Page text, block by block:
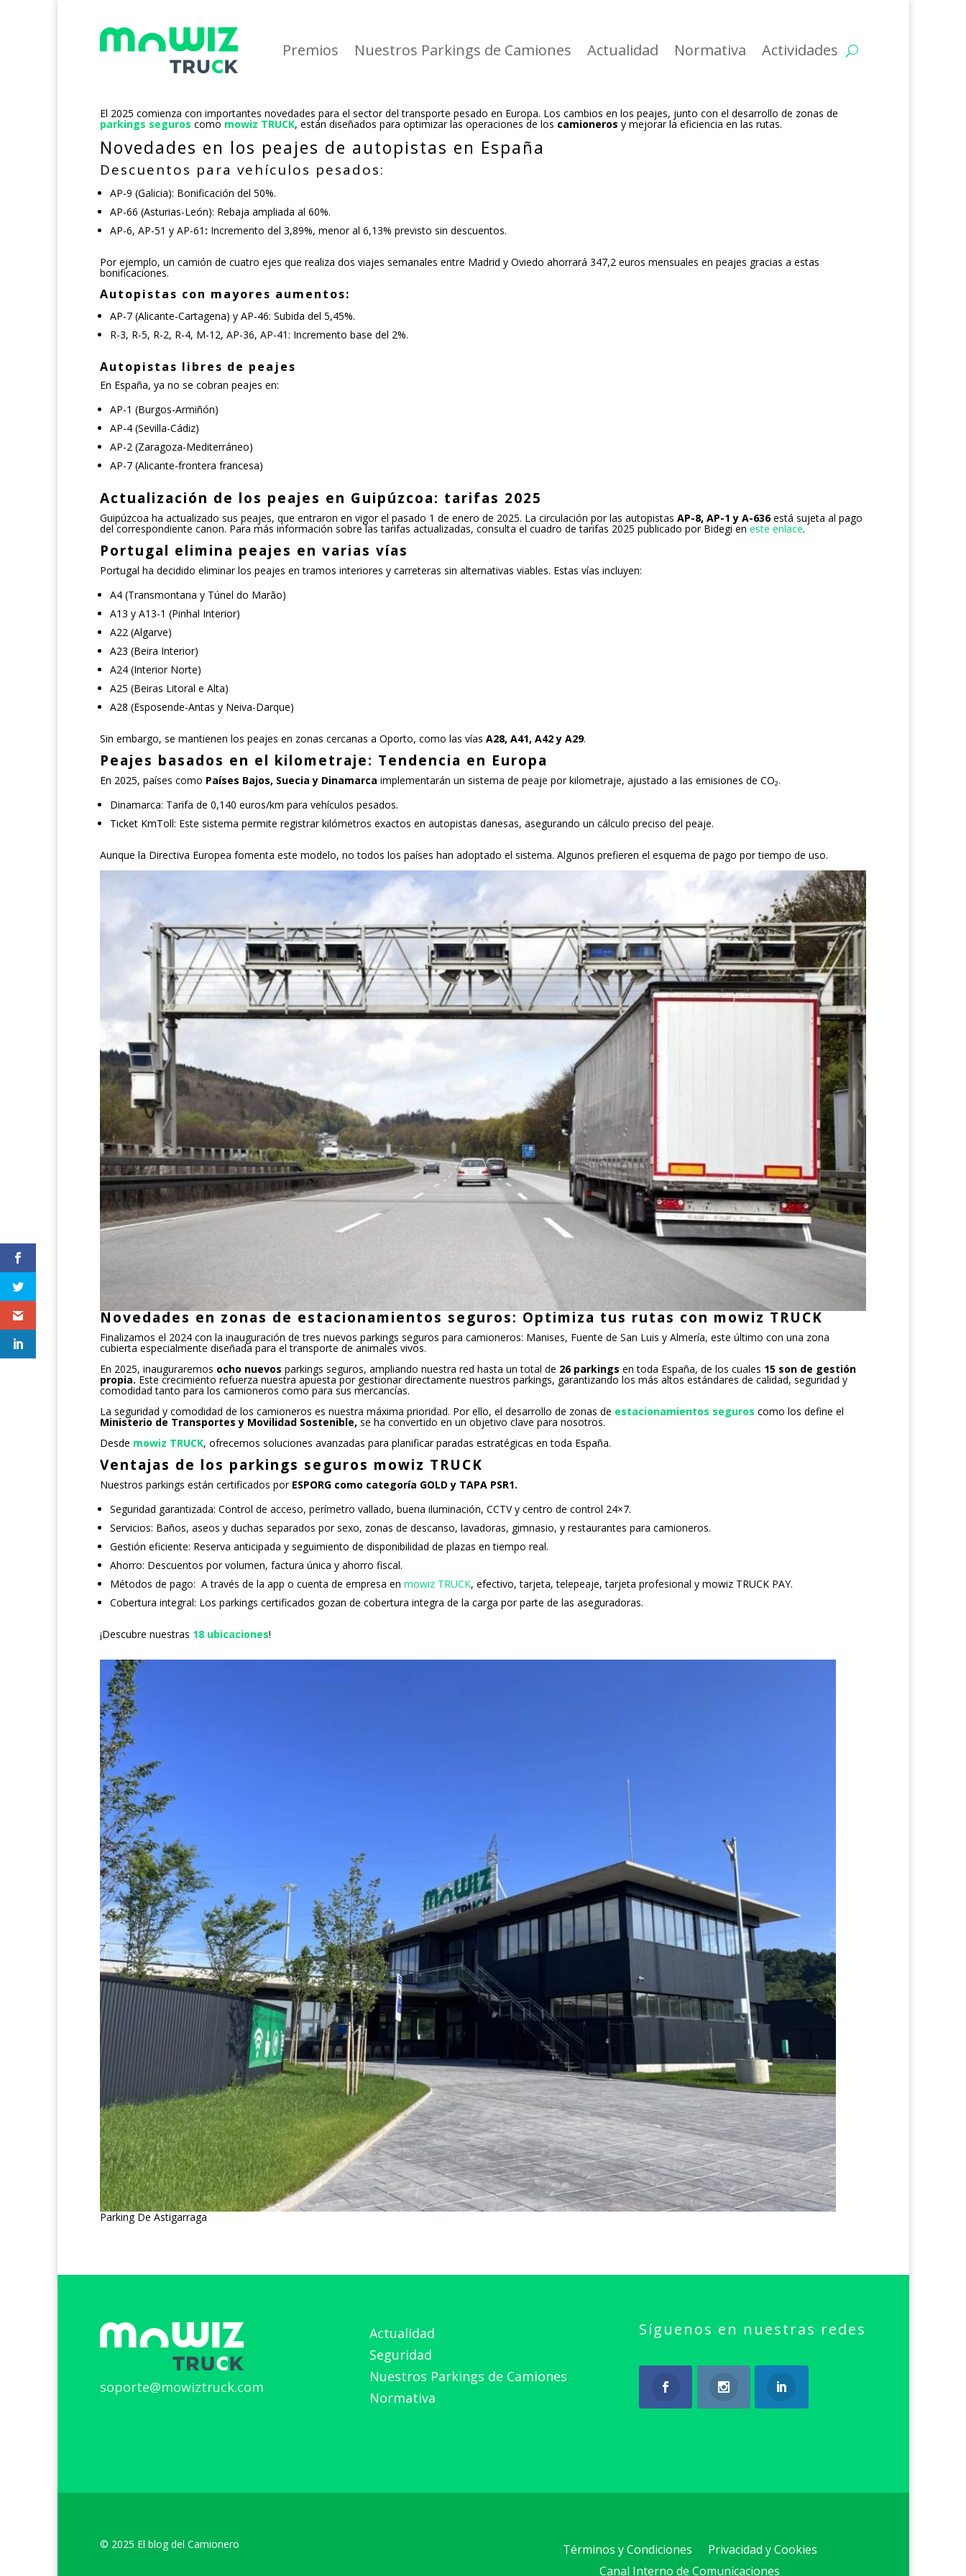
Premios Nuestros Parkings de Camiones Actualidad Normativa Actividades
El 2025 comienza con importantes novedades para el sector del transporte pesado en Europa. Los cambios en los peajes, junto con el desarrollo de zonas de
parkings seguros como mowiz TRUCK, están diseñados para optimizar las operaciones de los camioneros y mejorar la eficiencia en las rutas.
Novedades en los peajes de autopistas en España
Descuentos para vehículos pesados:
AP-9 (Galicia): Bonificación del 50%.
AP-66 (Asturias-León): Rebaja ampliada al 60%.
AP-6, AP-51 y AP-61 : Incremento del 3,89%, menor al 6,13% previsto sin descuentos.
Por ejemplo, un camión de cuatro ejes que realiza dos viajes semanales entre Madrid y Oviedo ahorrará 347,2 euros mensuales en peajes gracias a estas
bonificaciones.
Autopistas con mayores aumentos:
AP-7 (Alicante-Cartagena) y AP-46: Subida del 5,45%.
R-3, R-5, R-2, R-4, M-12, AP-36, AP-41: Incremento base del 2%.
Autopistas libres de peajes
En España, ya no se cobran peajes en:
AP-1 (Burgos-Armiñón)
AP-4 (Sevilla-Cádiz)
AP-2 (Zaragoza-Mediterráneo)
AP-7 (Alicante-frontera francesa)
Actualización de los peajes en Guipúzcoa: tarifas 2025
Guipúzcoa ha actualizado sus peajes, que entraron en vigor el pasado 1 de enero de 2025. La circulación por las autopistas AP-8, AP-1 y A-636está sujeta al pago
del correspondiente canon. Para más información sobre las tarifas actualizadas, consulta el cuadro de tarifas 2025 publicado por Bidegi en este enlace.
Portugal elimina peajes en varias vías
Portugal ha decidido eliminar los peajes en tramos interiores y carreteras sin alternativas viables. Estas vías incluyen:
A4 (Transmontana y Túnel do Marão)
A13 y A13-1 (Pinhal Interior)
A22 (Algarve)
A23 (Beira Interior)
A24 (Interior Norte)
A25 (Beiras Litoral e Alta)
A28 (Esposende-Antas y Neiva-Darque)
Sin embargo, se mantienen los peajes en zonas cercanas a Oporto, como las vías A28, A41, A42 y A29.
Peajes basados en el kilometraje: Tendencia en Europa
En 2025, países como Países Bajos, Suecia y Dinamarca implementarán un sistema de peaje por kilometraje, ajustado a las emisiones de CO₂.
Dinamarca: Tarifa de 0,140 euros/km para vehículos pesados.
Ticket KmToll: Este sistema permite registrar kilómetros exactos en autopistas danesas, asegurando un cálculo preciso del peaje.
Aunque la Directiva Europea fomenta este modelo, no todos los países han adoptado el sistema. Algunos prefieren el esquema de pago por tiempo de uso.
Novedades en zonas de estacionamientos seguros: Optimiza tus rutas con mowiz TRUCK
Finalizamos el 2024 con la inauguración de tres nuevos parkings seguros para camioneros: Manises, Fuente de San Luis y Almería, este último con una zona
cubierta especialmente diseñada para el transporte de animales vivos.
En 2025, inauguraremos ocho nuevos parkings seguros, ampliando nuestra red hasta un total de 26 parkings en toda España, de los cuales 15 son de gestión
propia. Este crecimiento refuerza nuestra apuesta por gestionar directamente nuestros parkings, garantizando los más altos estándares de calidad, seguridad y
comodidad tanto para los camioneros como para sus mercancías.
La seguridad y comodidad de los camioneros es nuestra máxima prioridad. Por ello, el desarrollo de zonas de estacionamientos seguros como los define el
Ministerio de Transportes y Movilidad Sostenible, se ha convertido en un objetivo clave para nosotros.
Desde mowiz TRUCK, ofrecemos soluciones avanzadas para planificar paradas estratégicas en toda España.
Ventajas de los parkings seguros mowiz TRUCK
Nuestros parkings están certificados por ESPORG como categoría GOLD y TAPA PSR1.
Seguridad garantizada: Control de acceso, perímetro vallado, buena iluminación, CCTV y centro de control 24×7.
Servicios: Baños, aseos y duchas separados por sexo, zonas de descanso, lavadoras, gimnasio, y restaurantes para camioneros.
Gestión eficiente: Reserva anticipada y seguimiento de disponibilidad de plazas en tiempo real.
Ahorro: Descuentos por volumen, factura única y ahorro fiscal.
Métodos de pago: A través de la app o cuenta de empresa en mowiz TRUCK, efectivo, tarjeta, telepeaje, tarjeta profesional y mowiz TRUCK PAY.
Cobertura integral: Los parkings certificados gozan de cobertura integra de la carga por parte de las aseguradoras.
¡Descubre nuestras 18 ubicaciones!
Parking De Astigarraga
soporte@mowiztruck.com
Actualidad
Seguridad
Nuestros Parkings de Camiones
Normativa
Síguenos en nuestras redes
© 2025 El blog del Camionero Términos y Condiciones
Privacidad y Cookies
Canal Interno de Comunicaciones